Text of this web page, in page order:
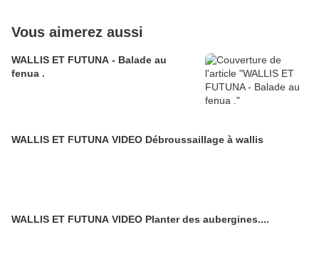
Vous aimerez aussi
WALLIS ET FUTUNA - Balade au
fenua .
WALLIS ET FUTUNA VIDEO Débroussaillage à wallis
WALLIS ET FUTUNA VIDEO Planter des aubergines....